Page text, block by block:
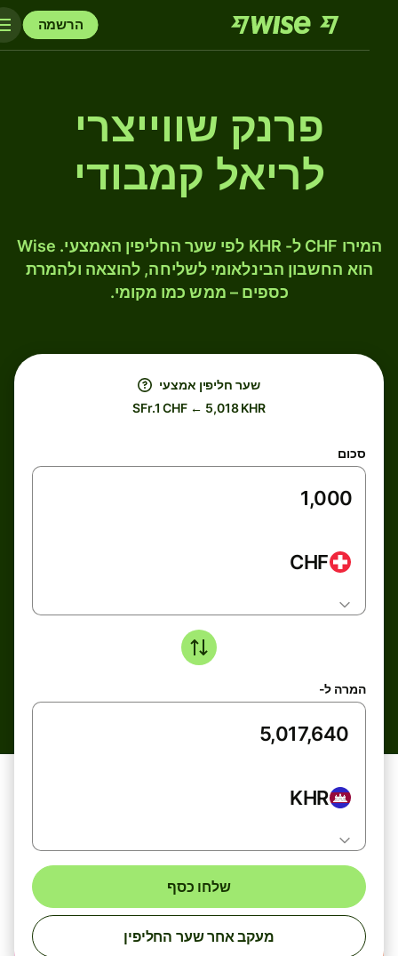
הרשמה
פרנק שווייצרי
לריאל קמבודי
המירו CHF ל- KHR לפי שער החליפין האמצעי. Wise
הוא החשבון הבינלאומי לשליחה, להוצאה ולהמרת
כספים – ממש כמו מקומי.
שער חליפין אמצעי
SFr.1 CHF ← 5,018 KHR
סכום
CHF
המרה ל-
KHR
שלחו כסף
מעקב אחר שער החליפין